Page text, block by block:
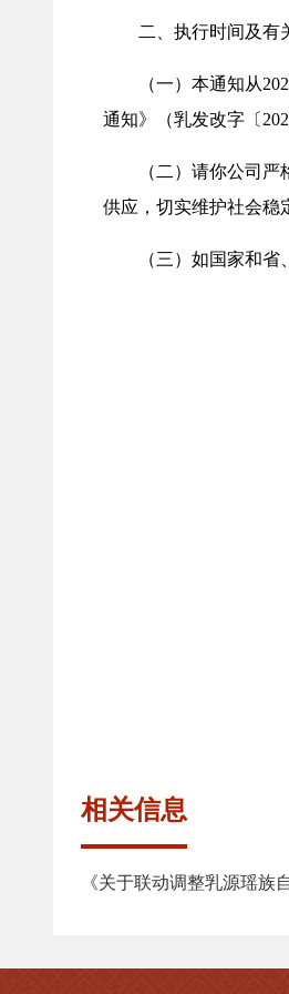
二、执行时间及有
（一）本通知从2024
通知》（乳发改字〔
（二）请你公司严格
供应，切实维护社会稳
（三）如国家和省、
相关信息
《关于联动调整乳源瑶